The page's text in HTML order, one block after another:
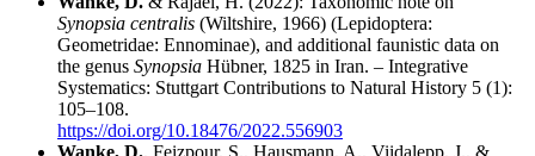
Synopsia centralis (Wiltshire, 1966) (Lepidoptera:
Geometridae: Ennominae), and additional faunistic data on
the genus Synopsia Hübner, 1825 in Iran. – Integrative
Systematics: Stuttgart Contributions to Natural History 5 (1):
105–108.
https://doi.org/10.18476/2022.556903
Wanke, D., Feizpour, S., Hausmann, A., Viidalepp, J., &